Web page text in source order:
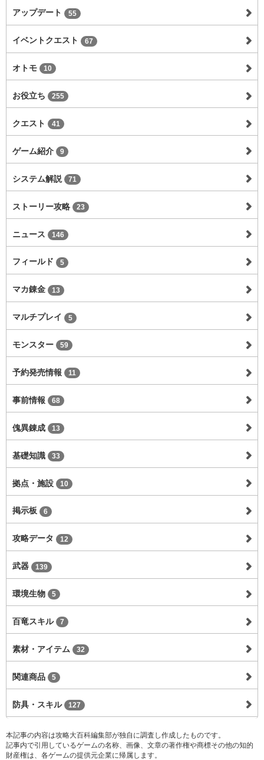
アップデート 55
イベントクエスト 67
オトモ 10
お役立ち 255
クエスト 41
ゲーム紹介 9
システム解説 71
ストーリー攻略 23
ニュース 146
フィールド 5
マカ錬金 13
マルチプレイ 5
モンスター 59
予約発売情報 11
事前情報 68
傀異錬成 13
基礎知識 33
拠点・施設 10
掲示板 6
攻略データ 12
武器 139
環境生物 5
百竜スキル 7
素材・アイテム 32
関連商品 5
防具・スキル 127
本記事の内容は攻略大百科編集部が独自に調査し作成したものです。
記事内で引用しているゲームの名称、画像、文章の著作権や商標その他の知的
財産権は、各ゲームの提供元企業に帰属します。